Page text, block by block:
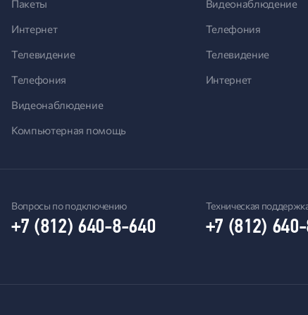
Вопросы по подключению
+7 (812) 640-8-640
Техническая
+7 (812)
Пакеты
Интернет
Телевидение
Телефония
Видеонаблюдение
Компьютерная помощь
Видеонаблюдение
Телефония
Телевидение
Интернет